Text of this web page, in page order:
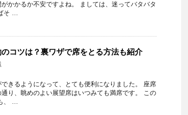
かかるか不安ですよね。 ましては、迷ってバタバタ
そ …
コツは？裏ワザで席をとる方法も紹介
きるようになって、とても便利になりました。 座席
り、眺めのよい展望席はいつみても満席です。 この
、 …